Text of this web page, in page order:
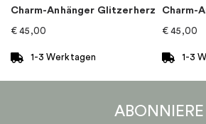
Charm-Anhänger Glitzerherz
€ 45,00
1-3 Werktagen
Charm-
€ 45,00
1-3
ABONNIERE